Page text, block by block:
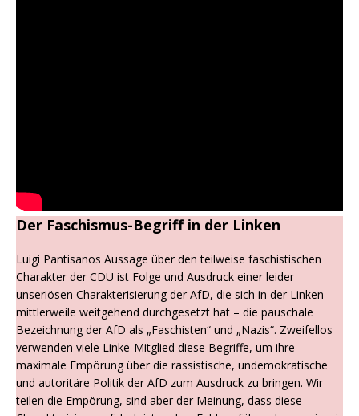
Der Faschismus-Begriff in der Linken
Luigi Pantisanos Aussage über den teilweise faschistischen
Charakter der CDU ist Folge und Ausdruck einer leider
unseriösen Charakterisierung der AfD, die sich in der Linken
mittlerweile weitgehend durchgesetzt hat – die pauschale
Bezeichnung der AfD als „Faschisten“ und „Nazis“. Zweifellos
verwenden viele Linke-Mitglied diese Begriffe, um ihre
maximale Empörung über die rassistische, undemokratische
und autoritäre Politik der AfD zum Ausdruck zu bringen. Wir
teilen die Empörung, sind aber der Meinung, dass diese